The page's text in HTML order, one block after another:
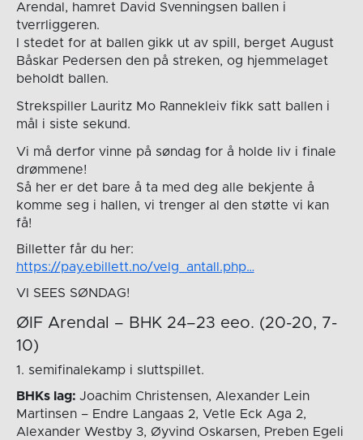
Arendal, hamret David Svenningsen ballen i
tverrliggeren.
I stedet for at ballen gikk ut av spill, berget August
Båskar Pedersen den på streken, og hjemmelaget
beholdt ballen.
Strekspiller Lauritz Mo Rannekleiv fikk satt ballen i
mål i siste sekund.
Vi må derfor vinne på søndag for å holde liv i finale
drømmene!
Så her er det bare å ta med deg alle bekjente å
komme seg i hallen, vi trenger al den støtte vi kan
få!
Billetter får du her:
https://pay.ebillett.no/velg_antall.php…
VI SEES SØNDAG!
ØIF Arendal – BHK 24–23 eeo. (20-20, 7-
10)
1. semifinalekamp i sluttspillet.
BHKs lag: Joachim Christensen, Alexander Lein
Martinsen – Endre Langaas 2, Vetle Eck Aga 2,
Alexander Westby 3, Øyvind Oskarsen, Preben Egeli